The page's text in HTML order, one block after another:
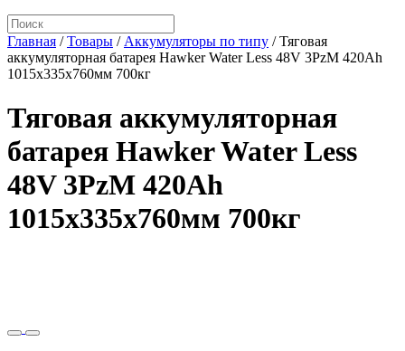
Главная /Товары / Аккумуляторы по типу /Тяговая
аккумуляторная батарея Hawker Water Less 48V 3PzM 420Ah
1015x335x760мм 700кг
Тяговая аккумуляторная
батарея Hawker Water Less
48V 3PzM 420Ah
1015x335x760мм 700кг